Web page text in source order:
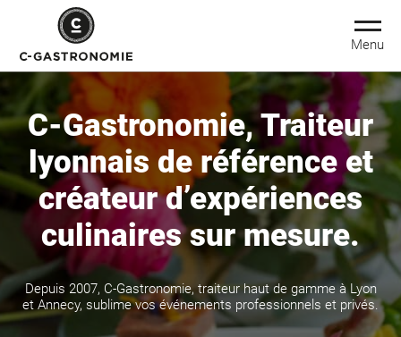
Menu
C-Gastronomie, Traiteur
lyonnais de référence et
créateur d’expériences
culinaires sur mesure.
Depuis 2007, C-Gastronomie, traiteur haut de gamme à Lyon
et Annecy, sublime vos événements professionnels et privés.